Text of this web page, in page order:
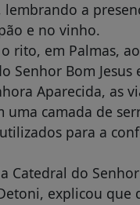
lembrando a
e no vinho.
rito, em Palmas,
Senhor Bom Jesus
Aparecida, as
uma camada de
para a
Catedral do Senhor
explicou que